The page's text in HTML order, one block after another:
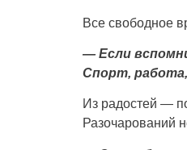
Все свободное
— Если
Спорт,
Из радостей —
Разочарований